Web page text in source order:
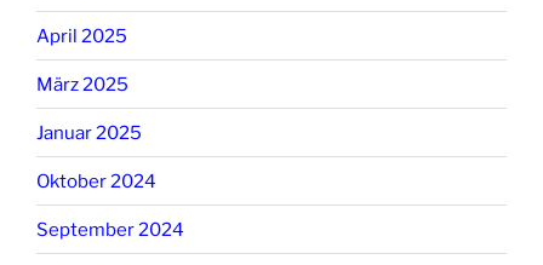
April 2025
März 2025
Januar 2025
Oktober 2024
September 2024